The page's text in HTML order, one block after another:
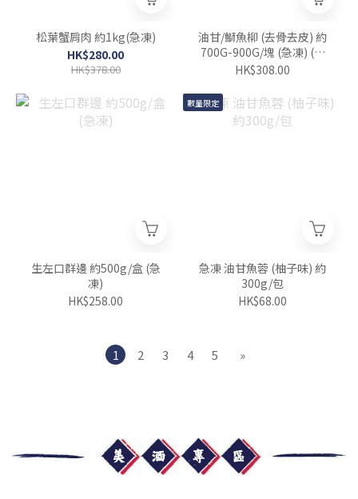
松葉蟹肩肉 約1kg(急凍)
HK$280.00
HK$378.00
油甘/鰤魚柳 (去骨去皮) 約
700G-900G/塊 (急凍) (刺
身用)
HK$308.00
生左口群邊 約500g/盒 (急
凍)
HK$258.00
數量限定
急凍 油甘魚蓉 (柚子味) 約
300g/包
HK$68.00
1 2 3 4 5 »